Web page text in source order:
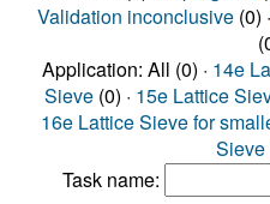
Validation inconclusive(0) ·
Application: All (0) · 14e
Sieve (0) · 15e Lattice
16e Lattice Sieve for
Sieve
Task name: